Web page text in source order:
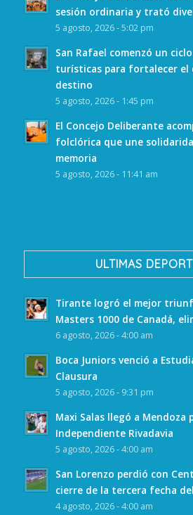
sesión ordinaria y trató
5 agosto, 2026 - 5:02 pm
San Rafael comenzó un
turísticas para fortalecer el
destino
5 agosto, 2026 - 1:45 pm
El Concejo Deliberante
folclórica que une
memoria
5 agosto, 2026 - 11:41 am
ULTIMAS
Tirante logró el mejor
Masters 1000 de Canadá,
6 agosto, 2026 - 4:00 am
Boca Juniors venció a
Clausura
5 agosto, 2026 - 9:31 pm
Maxi Salas llegó a Mendoza
Independiente Rivadavia
5 agosto, 2026 - 4:00 am
San Lorenzo perdió con
cierre de la tercera fecha
4 agosto, 2026 - 4:00 am